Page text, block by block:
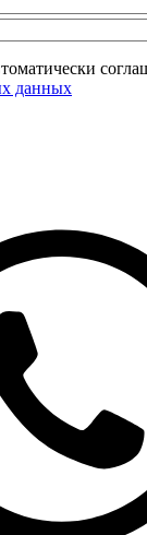
данных